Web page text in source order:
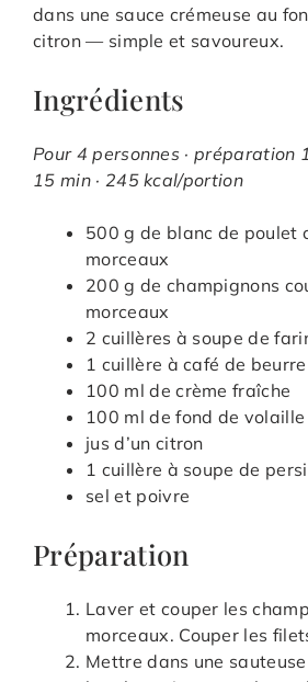
dans une sauce crémeuse au
citron — simple et savoureux.
Ingrédients
Pour 4 personnes · préparation
15 min · 245 kcal/portion
500 g de blanc de poulet
morceaux
200 g de champignons
morceaux
2 cuillères à soupe de
1 cuillère à café de beurre
100 ml de crème fraîche
100 ml de fond de volaille
jus d’un citron
1 cuillère à soupe de
sel et poivre
Préparation
Laver et couper les
morceaux. Couper les
Mettre dans une